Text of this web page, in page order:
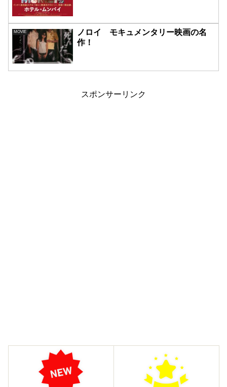
MOVIE
ノロイ モキュメンタリー映画の名
作！
スポンサーリンク